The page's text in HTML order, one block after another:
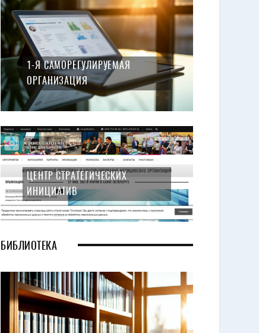
1-Я САМОРЕГУЛИРУЕМАЯ
ОРГАНИЗАЦИЯ
ЦЕНТР СТРАТЕГИЧЕСКИХ
ИНИЦИАТИВ
БИБЛИОТЕКА